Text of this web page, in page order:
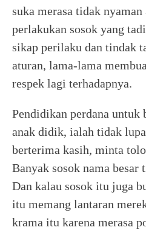
suka merasa tidak
perlakukan sosok yang
sikap perilaku dan tindak
aturan, lama-lama
respek lagi terhadapnya.
Pendidikan perdana untuk
anak didik, ialah tidak
berterima kasih, minta
Banyak sosok nama
Dan kalau sosok itu juga
itu memang lantaran
krama itu karena merasa